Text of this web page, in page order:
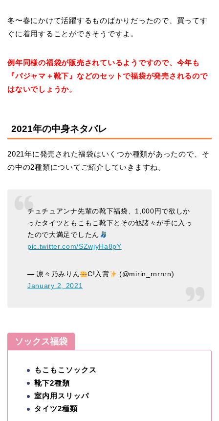
冬〜春にかけて活躍するものばかりだったので、買ってす
ぐに着用することができそうですよ。
例年同様の福袋が販売されているようですので、今年も
『パジャマ＋靴下』などのセットで福袋が発売されるので
はないでしょうか。
2021年の中身ネタバレ
2021年に発売された福袋はいくつか種類があったので、そ
の中の2種類についてご紹介していきますね。
チュチュアンナ先輩の靴下福袋、1,000円で欲しか
ったタイツともこもこ靴下とその他諸々が手に入っ
たので大満足でしたん
pic.twitter.com/SZwjyHa8pY
— 凛々乃みりん C!入賞
(@mirin_rnrnrn)
January 2, 2021
ソックス福袋
もこもこソックス
靴下2種類
室内用スリッパ
タイツ2種類